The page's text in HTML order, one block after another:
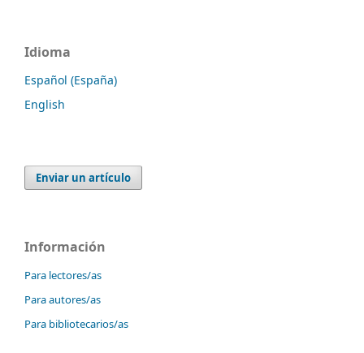
Idioma
Español (España)
English
Enviar un artículo
Información
Para lectores/as
Para autores/as
Para bibliotecarios/as